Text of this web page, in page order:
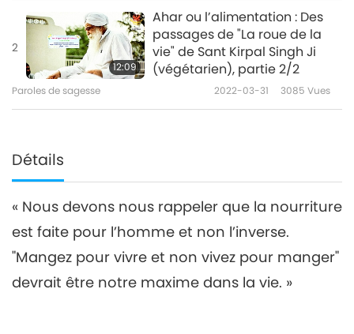
2
12:09
Ahar ou l’alimentation : Des
passages de "La roue de la
vie" de Sant Kirpal Singh Ji
(végétarien), partie 2/2
Paroles de sagesse 2022-03-31 3085 Vues
Détails
« Nous devons nous rappeler que la nourriture
est faite pour l’homme et non l’inverse.
"Mangez pour vivre et non vivez pour manger"
devrait être notre maxime dans la vie. »